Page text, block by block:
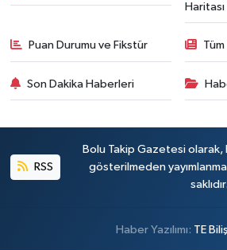
Haritası
Puan Durumu ve Fikstür
Son Dakika Haberleri
RSS
Bolu Takip Gazetesi
gösterilmeden
saklıdır.
Haber Yazılımı: TE